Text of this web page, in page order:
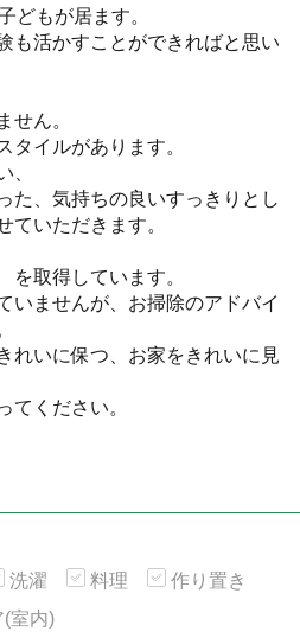
どもが居ます。
も活かすことができればと思い
せん。
タイルがあります。
、
た、気持ちの良いすっきりとし
ていただきます。
取得しています。
いませんが、お掃除のアドバイ
れいに保つ、お家をきれいに見
てください。
洗濯 料理
作り置き
(室内)